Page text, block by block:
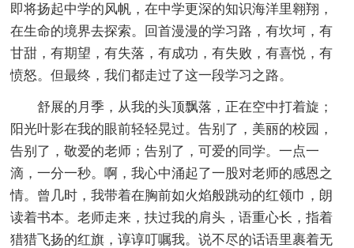
即将扬起中学的风帆，在中学更深的知识海洋里翱翔，
在生命的境界去探索。回首漫漫的学习路，有坎坷，有
甘甜，有期望，有失落，有成功，有失败，有喜悦，有
愤怒。但最终，我们都走过了这一段学习之路。
舒展的月季，从我的头顶飘落，正在空中打着旋；
阳光叶影在我的眼前轻轻晃过。告别了，美丽的校园，
告别了，敬爱的老师；告别了，可爱的同学。一点一
滴，一分一秒。啊，我心中涌起了一股对老师的感恩之
情。曾几时，我带着在胸前如火焰般跳动的红领巾，朗
读着书本。老师走来，扶过我的肩头，语重心长，指着
猎猎飞扬的红旗，谆谆叮嘱我。说不尽的话语里裹着无